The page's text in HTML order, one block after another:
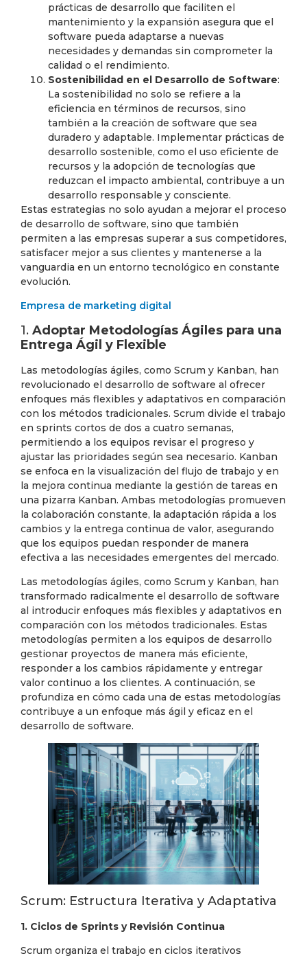
prácticas de desarrollo que faciliten el
mantenimiento y la expansión asegura que el
software pueda adaptarse a nuevas
necesidades y demandas sin comprometer la
calidad o el rendimiento.
Sostenibilidad en el Desarrollo de Software:
La sostenibilidad no solo se refiere a la
eficiencia en términos de recursos, sino
también a la creación de software que sea
duradero y adaptable. Implementar prácticas de
desarrollo sostenible, como el uso eficiente de
recursos y la adopción de tecnologías que
reduzcan el impacto ambiental, contribuye a un
desarrollo responsable y consciente.
Estas estrategias no solo ayudan a mejorar el proceso
de desarrollo de software, sino que también
permiten a las empresas superar a sus competidores,
satisfacer mejor a sus clientes y mantenerse a la
vanguardia en un entorno tecnológico en constante
evolución.
Empresa de marketing digital
1. Adoptar Metodologías Ágiles para una
Entrega Ágil y Flexible
Las metodologías ágiles, como Scrum y Kanban, han
revolucionado el desarrollo de software al ofrecer
enfoques más flexibles y adaptativos en comparación
con los métodos tradicionales. Scrum divide el trabajo
en sprints cortos de dos a cuatro semanas,
permitiendo a los equipos revisar el progreso y
ajustar las prioridades según sea necesario. Kanban
se enfoca en la visualización del flujo de trabajo y en
la mejora continua mediante la gestión de tareas en
una pizarra Kanban. Ambas metodologías promueven
la colaboración constante, la adaptación rápida a los
cambios y la entrega continua de valor, asegurando
que los equipos puedan responder de manera
efectiva a las necesidades emergentes del mercado.
Las metodologías ágiles, como Scrum y Kanban, han
transformado radicalmente el desarrollo de software
al introducir enfoques más flexibles y adaptativos en
comparación con los métodos tradicionales. Estas
metodologías permiten a los equipos de desarrollo
gestionar proyectos de manera más eficiente,
responder a los cambios rápidamente y entregar
valor continuo a los clientes. A continuación, se
profundiza en cómo cada una de estas metodologías
contribuye a un enfoque más ágil y eficaz en el
desarrollo de software.
Scrum: Estructura Iterativa y Adaptativa
1. Ciclos de Sprints y Revisión Continua
Scrum organiza el trabajo en ciclos iterativos